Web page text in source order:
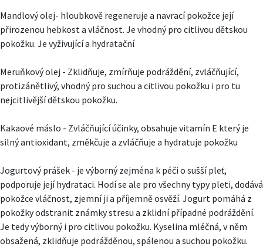
Mandlový olej- hloubkově regeneruje a navrací pokožce její
přirozenou hebkost a vláčnost. Je vhodný pro citlivou dětskou
pokožku. Je vyživující a hydratační
Meruňkový olej - Zklidňuje, zmírňuje podráždění, zvláčňující,
protizánětlivý, vhodný pro suchou a citlivou pokožku i pro tu
nejcitlivější dětskou pokožku.
Kakaové máslo - Zvláčňující účinky, obsahuje vitamín E který je
silný antioxidant, změkčuje a zvláčňuje a hydratuje pokožku
Jogurtový prášek - je výborný zejména k péči o sušší pleť,
podporuje její hydrataci. Hodí se ale pro všechny typy pleti, dodává
pokožce vláčnost, zjemní ji a příjemně osvěží. Jogurt pomáhá z
pokožky odstranit známky stresu a zklidní případné podráždění.
Je tedy výborný i pro citlivou pokožku. Kyselina mléčná, v něm
obsažená, zklidňuje podrážděnou, spálenou a suchou pokožku.